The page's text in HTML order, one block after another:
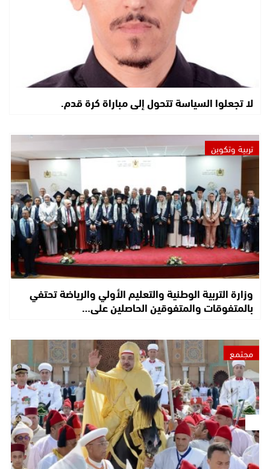
لا تجعلوا السياسة تتحول إلى مباراة كرة قدم.
تربية وتكوين
وزارة التربية الوطنية والتعليم الأولي والرياضة تحتفي
بالمتفوقات والمتفوقين الحاصلين على…
مجتمع